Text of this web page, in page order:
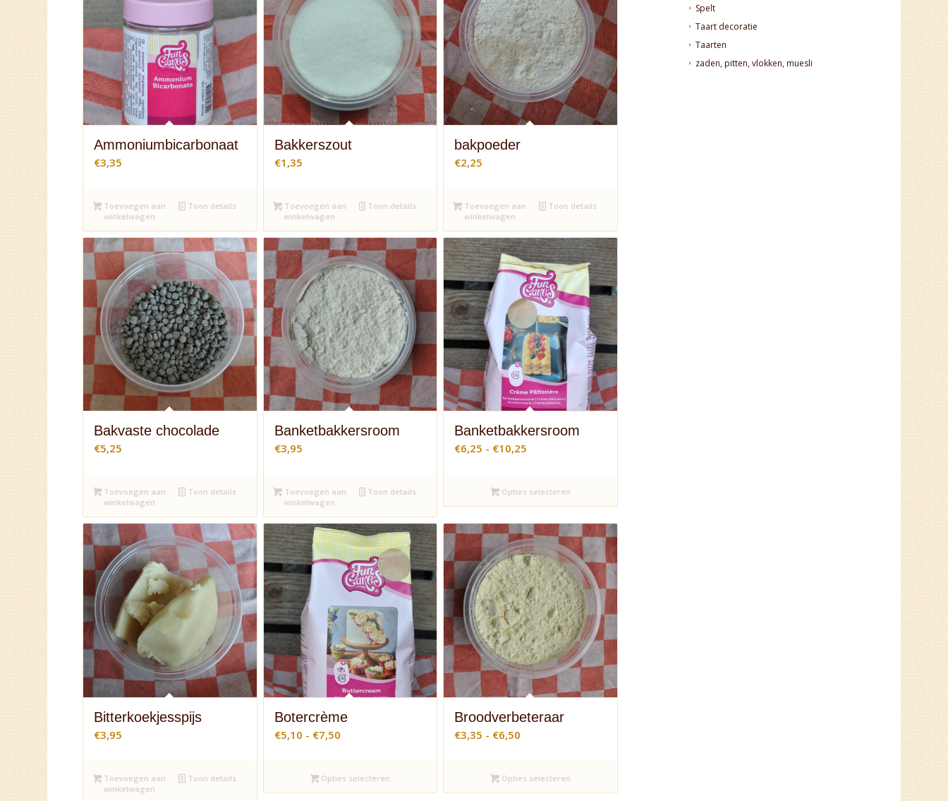
Ammoniumbicarbonaat
€3,35
Toevoegen aan
winkelwagen
Toon details
Bakkerszout
€1,35
Toevoegen aan
winkelwagen
Toon details
bakpoeder
€2,25
Toevoegen aan
winkelwagen
Toon details
Bakvaste chocolade
€5,25
Toevoegen aan
winkelwagen
Toon details
Banketbakkersroom
€3,95
Toevoegen aan
winkelwagen
Toon details
Banketbakkersroom
€6,25 - €10,25Prijsklasse:
€10,25
Opties selecteren
Bitterkoekjesspijs
€3,95
Toevoegen aan
winkelwagen
Toon details
Botercrème
€5,10 - €7,50Prijsklasse:
€7,50
Opties selecteren
Broodverbeteraar
€3,35 - €6,50Prijsklasse:
€6,50
Opties selecteren
Spelt
Taart decoratie
Taarten
zaden, pitten, vlokken, muesli